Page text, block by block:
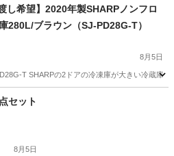
し希望】2020年製SHARPノンフロ
280L/ブラウン（SJ-PD28G-T）
8月5日
T SHARPの2ドアの冷凍庫が大きい冷蔵庫
ッチン家電
セット
8月5日